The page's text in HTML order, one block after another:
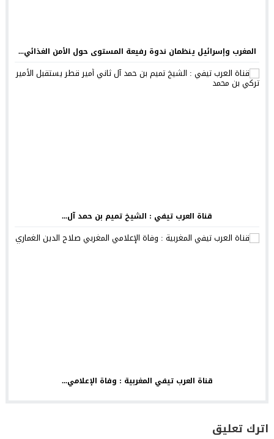
المغرب وإسرائيل ينظمان ندوة رفيعة المستوى حول الأمن الغذائي...
قناة العرب تيفي : الشيخ تميم بن حمد آل...
قناة العرب تيفي المغربية : وفاة الإعلامي...
اترك تعليق